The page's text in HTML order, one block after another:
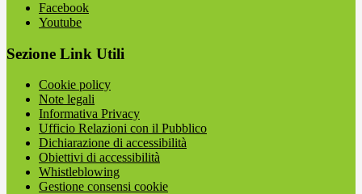
Facebook
Youtube
Sezione Link Utili
Cookie policy
Note legali
Informativa Privacy
Ufficio Relazioni con il Pubblico
Dichiarazione di accessibilità
Obiettivi di accessibilità
Whistleblowing
Gestione consensi cookie